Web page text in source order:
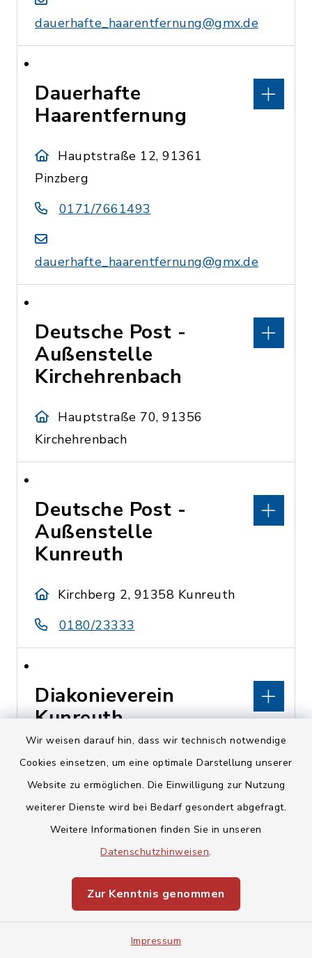
Wir weisen darauf hin, dass wir technisch notwendige
Cookies einsetzen, um eine optimale Darstellung unserer
Website zu ermöglichen. Die Einwilligung zur Nutzung
weiterer Dienste wird bei Bedarf gesondert abgefragt.
Weitere Informationen finden Sie in unseren
Datenschutzhinweisen.
Zur Kenntnis genommen
Impressum
dauerhafte_haarentfernung@gmx.de
Dauerhafte
Haarentfernung
Hauptstraße 12, 91361
Pinzberg
0171/7661493
dauerhafte_haarentfernung@gmx.de
Deutsche Post -
Außenstelle
Kirchehrenbach
Hauptstraße 70, 91356
Kirchehrenbach
Deutsche Post -
Außenstelle
Kunreuth
Kirchberg 2, 91358 Kunreuth
0180/23333
Diakonieverein
Kunreuth
Kirchberg 16, 91358
Kunreuth
pfarramt@kunreuth-
evangelisch.de
evangelisch.de